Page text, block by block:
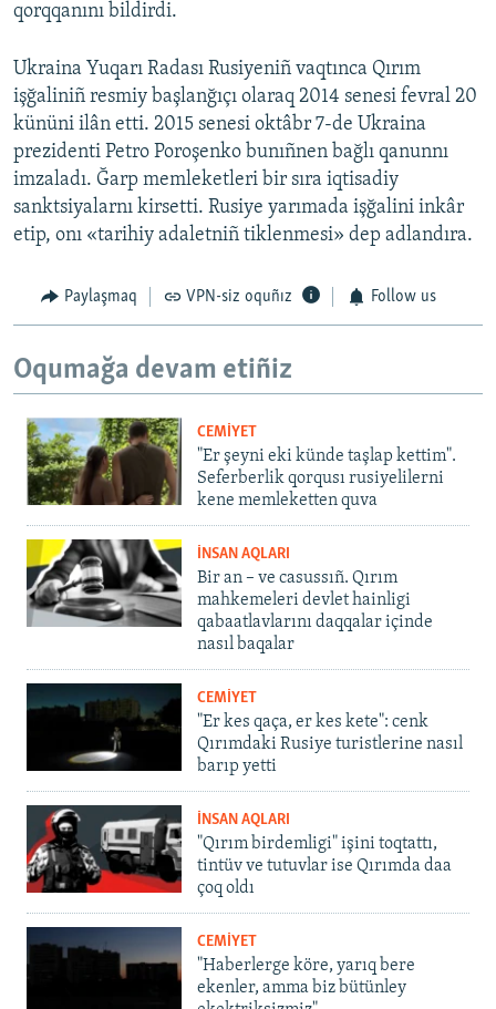
qorqqanını bildirdi.
Ukraina Yuqarı Radası Rusiyeniñ vaqtınca Qırım
işğaliniñ resmiy başlanğıçı olaraq 2014 senesi fevral 20
kününi ilân etti. 2015 senesi oktâbr 7-de Ukraina
prezidenti Petro Poroşenko bunıñnen bağlı qanunnı
imzaladı. Ğarp memleketleri bir sıra iqtisadiy
sanktsiyalarnı kirsetti. Rusiye yarımada işğalini inkâr
etip, onı «tarihiy adaletniñ tiklenmesi» dep adlandıra.
Paylaşmaq VPN-siz oquñız Follow us
Oqumağa devam etiñiz
CEMİYET
"Er şeyni eki künde taşlap kettim".
Seferberlik qorqusı rusiyelilerni
kene memleketten quva
İNSAN AQLARI
Bir an – ve casussıñ. Qırım
mahkemeleri devlet hainligi
qabaatlavlarını daqqalar içinde
nasıl baqalar
CEMİYET
"Er kes qaça, er kes kete": cenk
Qırımdaki Rusiye turistlerine nasıl
barıp yetti
İNSAN AQLARI
"Qırım birdemligi" işini toqtattı,
tintüv ve tutuvlar ise Qırımda daa
çoq oldı
CEMİYET
"Haberlerge köre, yarıq bere
ekenler, amma biz bütünley